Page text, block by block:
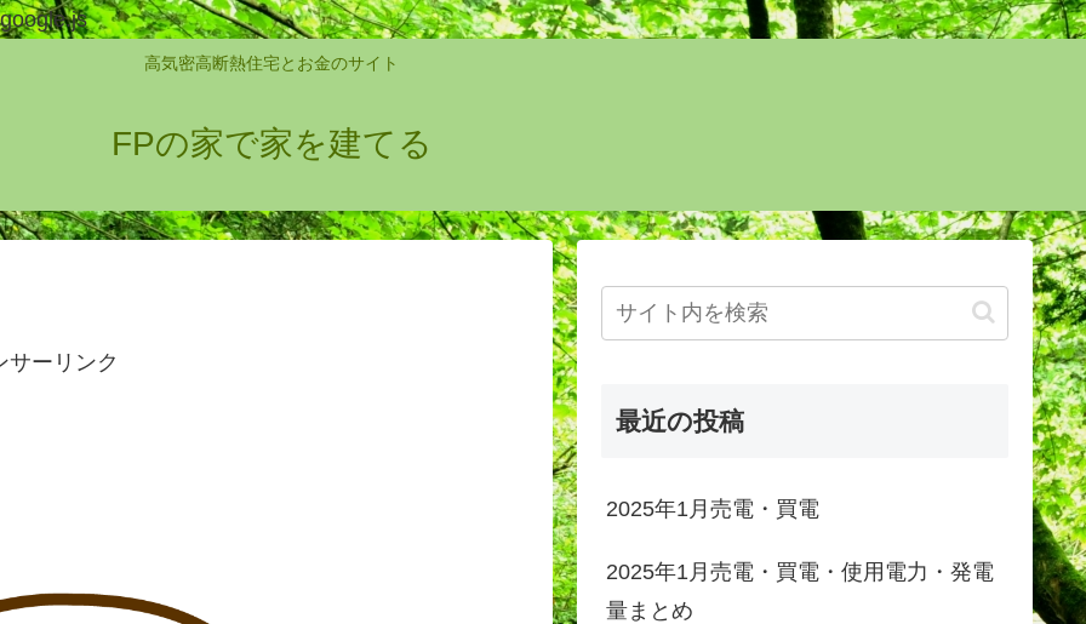
高気密高断熱住宅とお金のサイト
FPの家で家を建てる
サーリンク
最近の投稿
2025年1月売電・買電
2025年1月売電・買電・使用電力・発電
量まとめ